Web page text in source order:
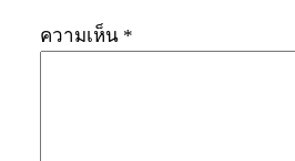
ความเห็น *